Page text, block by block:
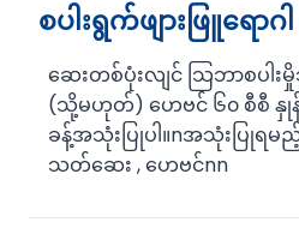
စပါးရွက်ဖျားဖြူရောဂါ
ဆေးတစ်ပုံးလျင် သြဘာစပါ
(သို့မဟုတ်) ဟေဗင် ၆၀ စီစီ နှုန်
ခန့်အသုံးပြုပါ။nအသုံးပြုရမည့်
သတ်ဆေး , ဟေဗင်nn